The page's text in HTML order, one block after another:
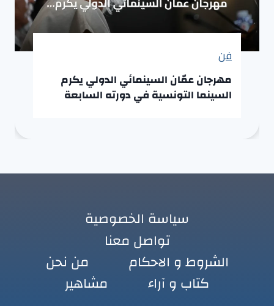
فن
مهرجان عمّان السينمائي الدولي يكرم
السينما التونسية في دورته السابعة
سياسة الخصوصية
تواصل معنا
الشروط و الاحكام
من نحن
كتاب و آراء
مشاهير